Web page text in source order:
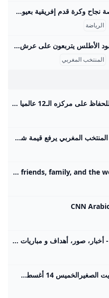
المنتخب المغربي: قصة نجاح وكرة قدم إفريقية بعيون العالم المنتخب المغربي هو رمز للفخر الوطني في عالم كرة القدم، ويُعتبر من أقوى الفرق في القارة الأفريقية. يمتاز المنتخب بأسلوب لعبه الهجومي المنظم، ويمتلك تاريخًا حافلًا بالمشاركات الدولية المميزة والإنجازات البارزة على المستويين الإفريقي والعالمي. تاريخ المنتخب المغربي تأسس المنتخب المغربي في خمسينيات القرن الماضي وكان أول ظهور له في كأس العالم عام 1970. ومنذ ذلك الحين، شارك في عدة بطولات دولية مثل كأس الأمم الأفريقية وكأس العالم، محققًا نجاحات كثيرة أبرزها وصوله إلى دور الربع النهائي في كأس العالم 1986، وهو إنجاز لم تحققه أي دولة أفريقية أخرى في ذلك الوقت.
الرياضة
المنتخب المغربي: أسود الأطلس يتربعون على عرش الكرة المنتخب المغربي لكرة القدم تاريخياً يُعتبر من أبرز وأهم المنتخبات في القارة الإفريقية والعالم العربي، وقد حقق سلسلة من الإنجازات الكبيرة التي توضح تطوره المستمر ومكانته المرموقة على الساحة الكروية العالمية. تأسس المنتخب رسمياً عام 1957 وخاض أولى مبارياته الدولية ضد منتخب العراق، والتي انتهت بالتعادل 3-3. منذ ذلك الحين، شق المنتخب طريقه بثبات نحو القمة، وبرز بشكل خاص في مسابقة كأس الأمم الإفريقية، حيث حصل المغرب على لقب البطولة عام 1976، وهو أول لقب قاري في تاريخه.
المنتخب المغربي
المنتخب المغربي يتجه للحفاظ على مركزه الـ12 عالميا العلم - زهير العلالي من المرتقب أن يحافظ المنتخب المغربي على مركزه الـ12 عالميا خلف منتخب ألمانيا المتواجد في الرتبة 11 في التصنيف الشهري الجديد الذي سيعلن عنه الاتحاد الدولي لكرة القدم (فيفا)… ⴰⵙⵓⵖⵍ ⵏ ⵜⵏⵟⵓⵍⵓⵊⵉⵜ ⵏ ⵜⵎⴷⵢⴰⵣⵜ ⵏ ⴼⵉⵍⵉⵚⵟⵉⵏ ⵔⴰⴷ ⵜⴼⴼⴰⵖ ⴳ ⵡⴰⵢⵢⵓⵔ ⵏ ⵎⴰⵕⵚ ⵏⵏⴰ ⴷ ⵢⵓⵛⴽⴰⵏ ⵢⴰⵜ ⵜⵥⵕⵉⴳⵜ ⵏ ⵜⴰⵏⵜⵓⵍⵓⵊⵉⵜ ⵏ ⵜⵎⴷⵢⴰⵣⵜ ⵏ ⴼⴰⵍⵉⵙⵟⵉⵏ, ⴳⴰⵏⵜ ⴽⵔⴰ ⵏ ⵜⵎⴷⵢⴰⵣⵉⵏ ⵏⵏⴰ ⵉⵙⵜⵉ ⵉⵙⵙⵓⵖⵍ ⵜⵏⵜ ⵓⵎⴷⵢⴰⵣ ⴰⵎⵖⵔⵉⴱⵉ ⵄⴱⴷⵍⵍⴰⵟⵉⴼ ⵍⵍⵄⴱⵉ ⵉⵙⵎⵓⵏ ⵜⵏⵜ ⵓⵎⴷⵢⴰⵣ ⴷ
أول ظهور للهلالي مع المنتخب المغربي يرفع قيمة شرطه الجزائي – العمق الرياضي تحقق حلم الظهير الأيمن المغربي عمر الهلالي الإثنين المنصرم، بعدما سجل أول ظهور له مع المنتخب المغربي الأول في مواجهة زامبيا. ورغم مشاركته لدقائق قليلة فقط، إلا أن هذا الظهور كان بمثابة خبر سارّ لناديه إسبانيول الإسباني، حيث ترتب عليه زيادة كبيرة في قيمة شرطه الجزائي. وبموجب بنود عقده، تم تفعيل بند ينص على زيادة … 09 سبتمبر 2025 - 03:00 شارك برأيك اترك تعليقاً مقابلتا النيجر وزامبيا تُحرِّكان “بارومتر” الخيارات البشرية للركراكي كروس: المنتخب الألماني بعيد عن دائرة المرشحين لإحراز المونديال غيراسي: حكيمي أقرب للفوز بـ”الكرة الذهبية” من صلاح
- YouTube Enjoy the videos and music you love, upload original content, and share it all with friends, family, and the world on YouTube.
المغرب - Morocco - أخبار، صور، أهداف و مباريات نادي المغرب - Elbotola - البطولة المغرب Morocco أخبار، صور، أهداف و مباريات نادي المغرب نتائج المباريات ترتيب و إحصائيات اللاعبين
whatsapp منصف أيت الصغيرالخميس 14 أغسطس 2025 - 21:00 أقل من دقيقة19:3019:00الثلاثاء 9 سبتمبر 2025 - 18:00الثلاثاء 9 سبتمبر 2025 - 17:30الثلاثاء 9 سبتمبر 2025 - 14:30الثلاثاء 9 سبتمبر 2025 - 12:30الثلاثاء 9 سبتمبر 2025 - 12:00الثلاثاء 9 سبتمبر 2025 - 10:0009:3021:2723:3023:0022:3022:0021:3023:3023:0022:3022:0021:30